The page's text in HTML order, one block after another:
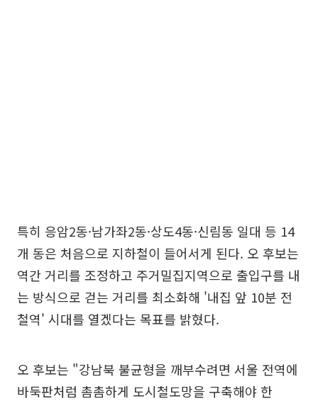
특히 응암2동·남가좌2동·상도4동·신림동 일대 등 14
개 동은 처음으로 지하철이 들어서게 된다. 오 후보는
역간 거리를 조정하고 주거밀집지역으로 출입구를 내
는 방식으로 걷는 거리를 최소화해 '내집 앞 10분 전
철역' 시대를 열겠다는 목표를 밝혔다.
오 후보는 "강남북 불균형을 깨부수려면 서울 전역에
바둑판처럼 촘촘하게 도시철도망을 구축해야 한